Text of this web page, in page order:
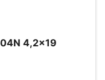
4,2x19